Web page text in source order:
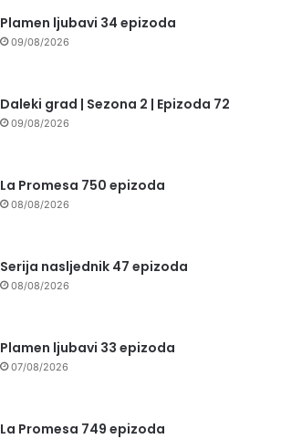
Plamen ljubavi 34 epizoda
09/08/2026
Daleki grad | Sezona 2 | Epizoda 72
09/08/2026
La Promesa 750 epizoda
08/08/2026
Serija nasljednik 47 epizoda
08/08/2026
Plamen ljubavi 33 epizoda
07/08/2026
La Promesa 749 epizoda